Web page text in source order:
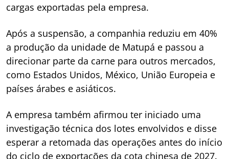
cargas exportadas pela empresa.
Após a suspensão, a companhia reduziu em 40%
a produção da unidade de Matupá e passou a
direcionar parte da carne para outros mercados,
como Estados Unidos, México, União Europeia e
países árabes e asiáticos.
A empresa também afirmou ter iniciado uma
investigação técnica dos lotes envolvidos e disse
esperar a retomada das operações antes do início
do ciclo de exportações da cota chinesa de 2027.